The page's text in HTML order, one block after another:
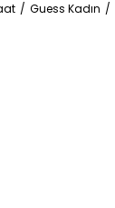
Guess Kadın